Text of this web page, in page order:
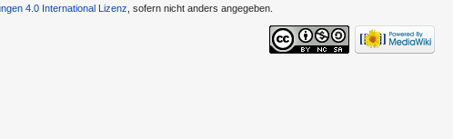
4.0 International Lizenz , sofern nicht anders angegeben.